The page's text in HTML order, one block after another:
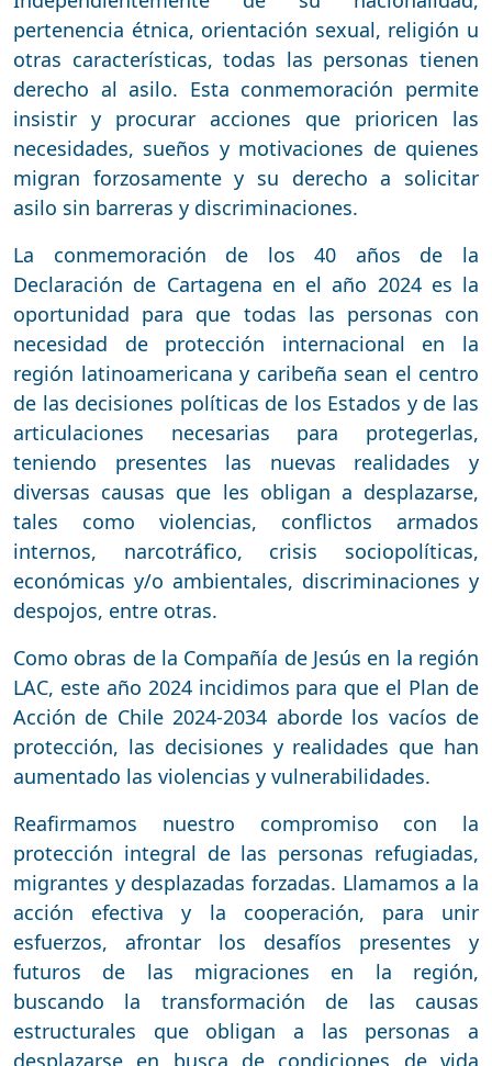
pertenencia étnica, orientación sexual, religión u
otras características, todas las personas tienen
derecho al asilo. Esta conmemoración permite
insistir y procurar acciones que prioricen las
necesidades, sueños y motivaciones de quienes
migran forzosamente y su derecho a solicitar
asilo sin barreras y discriminaciones.
La conmemoración de los 40 años de la
Declaración de Cartagena en el año 2024 es la
oportunidad para que todas las personas con
necesidad de protección internacional en la
región latinoamericana y caribeña sean el centro
de las decisiones políticas de los Estados y de las
articulaciones necesarias para protegerlas,
teniendo presentes las nuevas realidades y
diversas causas que les obligan a desplazarse,
tales como violencias, conflictos armados
internos, narcotráfico, crisis sociopolíticas,
económicas y/o ambientales, discriminaciones y
despojos, entre otras.
Como obras de la Compañía de Jesús en la región
LAC, este año 2024 incidimos para que el Plan de
Acción de Chile 2024-2034 aborde los vacíos de
protección, las decisiones y realidades que han
aumentado las violencias y vulnerabilidades.
Reafirmamos nuestro compromiso con la
protección integral de las personas refugiadas,
migrantes y desplazadas forzadas. Llamamos a la
acción efectiva y la cooperación, para unir
esfuerzos, afrontar los desafíos presentes y
futuros de las migraciones en la región,
buscando la transformación de las causas
estructurales que obligan a las personas a
desplazarse en busca de condiciones de vida